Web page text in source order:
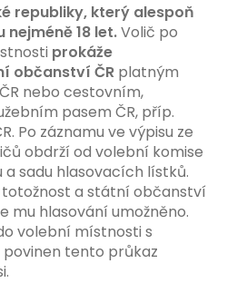
republiky, který alespoň
nejméně 18 let.Volič po
prokáže
občanství ČR platným
nebo cestovním,
pasem ČR, příp.
Po záznamu ve výpisu ze
obdrží od volební komise
sadu hlasovacích lístků.
totožnost a státní občanství
mu hlasování umožněno.
volební místnosti s
tento průkaz